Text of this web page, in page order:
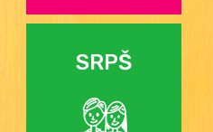
SRPŠ